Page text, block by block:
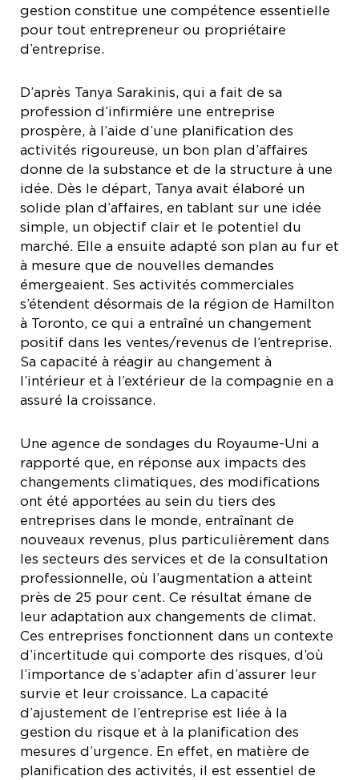
gestion constitue une compétence essentielle
pour tout entrepreneur ou propriétaire
d’entreprise.
D’après Tanya Sarakinis, qui a fait de sa
profession d’infirmière une entreprise
prospère, à l’aide d’une planification des
activités rigoureuse, un bon plan d’affaires
donne de la substance et de la structure à une
idée. Dès le départ, Tanya avait élaboré un
solide plan d’affaires, en tablant sur une idée
simple, un objectif clair et le potentiel du
marché. Elle a ensuite adapté son plan au fur et
à mesure que de nouvelles demandes
émergeaient. Ses activités commerciales
s’étendent désormais de la région de Hamilton
à Toronto, ce qui a entraîné un changement
positif dans les ventes/revenus de l’entreprise.
Sa capacité à réagir au changement à
l’intérieur et à l’extérieur de la compagnie en a
assuré la croissance.
Une agence de sondages du Royaume-Uni a
rapporté que, en réponse aux impacts des
changements climatiques, des modifications
ont été apportées au sein du tiers des
entreprises dans le monde, entraînant de
nouveaux revenus, plus particulièrement dans
les secteurs des services et de la consultation
professionnelle, où l’augmentation a atteint
près de 25 pour cent. Ce résultat émane de
leur adaptation aux changements de climat.
Ces entreprises fonctionnent dans un contexte
d’incertitude qui comporte des risques, d’où
l’importance de s’adapter afin d’assurer leur
survie et leur croissance. La capacité
d’ajustement de l’entreprise est liée à la
gestion du risque et à la planification des
mesures d’urgence. En effet, en matière de
planification des activités, il est essentiel de